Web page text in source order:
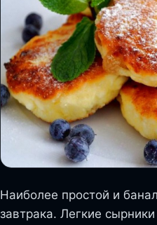
Наиболее простой и
завтрака. Легкие